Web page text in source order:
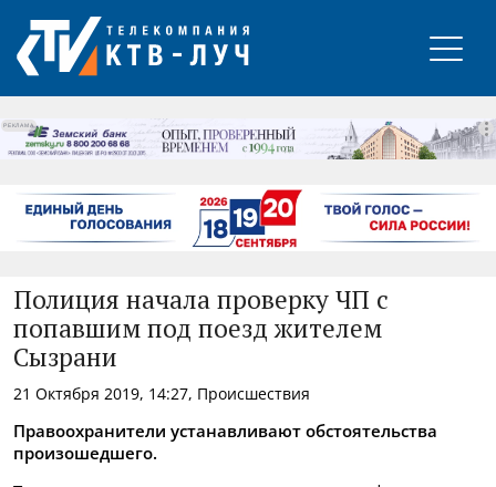
РЕКЛАМА
Полиция начала проверку ЧП с
попавшим под поезд жителем
Сызрани
21 Октября 2019, 14:27, Происшествия
Правоохранители устанавливают обстоятельства
произошедшего.